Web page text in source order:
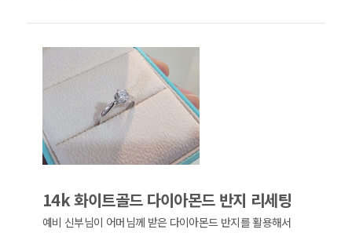
14k 화이트골드 다이아몬드 반지 리세팅
예비 신부님이 어머님께 받은 다이아몬드 반지를 활용해서